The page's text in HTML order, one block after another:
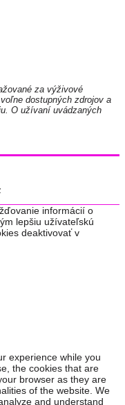
za výživové
dostupných zdrojov a
O užívaní uvádzaných
informácií o
lepšiu užívateľskú
deaktivovať v
experience while you
the cookies that are
browser as they are
of the website. We
and understand